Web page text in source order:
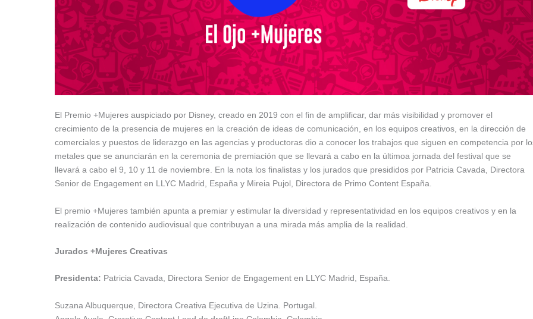
El Premio +Mujeres auspiciado por Disney, creado en 2019 con el fin de amplificar, dar más visibilidad y promover el
crecimiento de la presencia de mujeres en la creación de ideas de comunicación, en los equipos creativos, en la dirección de
comerciales y puestos de liderazgo en las agencias y productoras dio a conocer los trabajos que siguen en competencia por
metales que se anunciarán en la ceremonia de premiación que se llevará a cabo en la últimoa jornada del festival que se
llevará a cabo el 9, 10 y 11 de noviembre. En la nota los finalistas y los jurados que presididos por Patricia Cavada, Directora
Senior de Engagement en LLYC Madrid, España y Mireia Pujol, Directora de Primo Content España.
El premio +Mujeres también apunta a premiar y estimular la diversidad y representatividad en los equipos creativos y en la
realización de contenido audiovisual que contribuyan a una mirada más amplia de la realidad.
Jurados +Mujeres Creativas
Presidenta: Patricia Cavada, Directora Senior de Engagement en LLYC Madrid, España.
Suzana Albuquerque, Directora Creativa Ejecutiva de Uzina. Portugal.